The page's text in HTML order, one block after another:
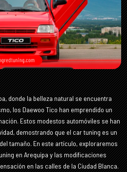
donde la belleza natural se encuentra
los Daewoo Tico han emprendido un
Estos modestos automóviles se han
demostrando que el car tuning es un
tamaño. En este artículo, exploraremos
en Arequipa y las modificaciones
en las calles de la Ciudad Blanca.